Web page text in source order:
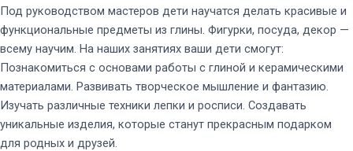
Под руководством мастеров дети научатся делать красивые и
функциональные предметы из глины. Фигурки, посуда, декор —
всему научим. На наших занятиях ваши дети смогут:
Познакомиться с основами работы с глиной и керамическими
материалами. Развивать творческое мышление и фантазию.
Изучать различные техники лепки и росписи. Создавать
уникальные изделия, которые станут прекрасным подарком
для родных и друзей.